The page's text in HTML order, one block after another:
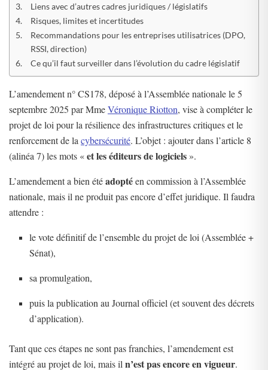
Liens avec d’autres cadres juridiques / législatifs
Risques, limites et incertitudes
Recommandations pour les entreprises utilisatrices (DPO,
RSSI, direction)
Ce qu’il faut surveiller dans l’évolution du cadre législatif
L’amendement n° CS178, déposé à l’Assemblée nationale le 5
septembre 2025 par MmeVéronique Riotton, vise à compléter le
projet de loi pour la résilience des infrastructures critiques et le
renforcement de la cybersécurité. L’objet : ajouter dans l’article 8
(alinéa 7) les mots «et les éditeurs de logiciels ».
L’amendement a bien étéadoptéen commission à l’Assemblée
nationale, mais il ne produit pas encore d’effet juridique. Il faudra
attendre :
le vote définitif de l’ensemble du projet de loi (Assemblée +
Sénat),
sa promulgation,
puis la publication au Journal officiel (et souvent des décrets
d’application).
Tant que ces étapes ne sont pas franchies, l’amendement est
intégré au projet de loi, mais il n’est pas encore en vigueur.